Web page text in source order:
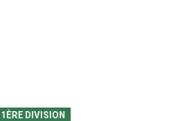
1ÈRE DIVISION